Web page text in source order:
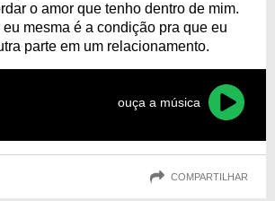
o amor que tenho dentro de mim.
mesma é a condição pra que eu
parte em um relacionamento.
ouça a música
COMPARTILHAR